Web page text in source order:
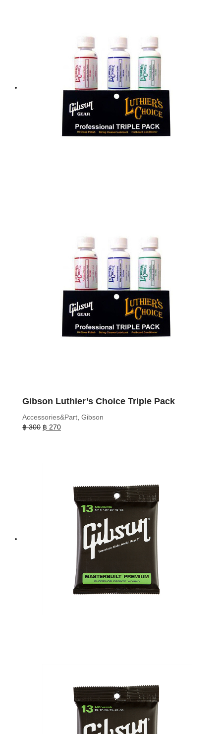
Gibson Luthier’s Choice Triple Pack
Accessories&Part Gibson
฿300 Original
฿ 270Current